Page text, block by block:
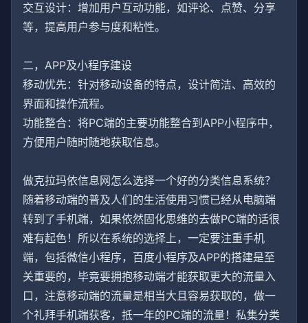
交互设计：增加用户互动功能，如评论、点赞、分享
等，提高用户参与度和粘性。
二，APP及小程序建设
移动优先：针对移动设备的特点，设计简洁、高效的
界面和操作流程。
功能整合：将PC端的主要功能整合到APP小程序中，
方便用户随时随地获取信息。
做克拉玛依信息网怎么选择一个好的分类信息系统？
随着移动端的普及人们的生活使用习惯已经从电脑端
转到了手机端，如果依然固化思维的去做PC端的话很
难有起色！所以在系统的选择上，一定要注重手机
端，包括微信小程序，百度小程序及APP的搭建是至
关重要的，毕竟要拥抱移动端才能获取更大的流量入
口，注意移动端的流量是相当大且容易获取的，做一
个礼拜手机端获客，抵一年的PC端的流量！私集分类